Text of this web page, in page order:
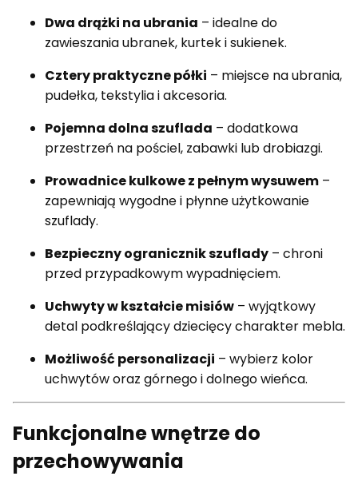
Dwa drążki na ubrania – idealne do
zawieszania ubranek, kurtek i sukienek.
Cztery praktyczne półki – miejsce na ubrania,
pudełka, tekstylia i akcesoria.
Pojemna dolna szuflada – dodatkowa
przestrzeń na pościel, zabawki lub drobiazgi.
Prowadnice kulkowe z pełnym wysuwem –
zapewniają wygodne i płynne użytkowanie
szuflady.
Bezpieczny ogranicznik szuflady – chroni
przed przypadkowym wypadnięciem.
Uchwyty w kształcie misiów – wyjątkowy
detal podkreślający dziecięcy charakter mebla.
Możliwość personalizacji – wybierz kolor
uchwytów oraz górnego i dolnego wieńca.
Funkcjonalne wnętrze do
przechowywania